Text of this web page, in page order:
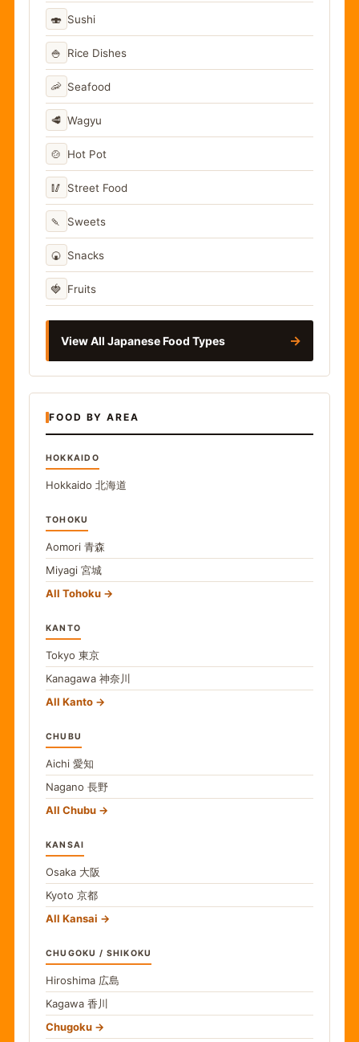
🍣 Sushi
🍚 Rice Dishes
🦐 Seafood
🥩 Wagyu
🍲 Hot Pot
🥢 Street Food
🍡 Sweets
🍘 Snacks
🍓 Fruits
View All Japanese Food Types →
FOOD BY AREA
HOKKAIDO
Hokkaido 北海道
TOHOKU
Aomori 青森
Miyagi 宮城
All Tohoku
KANTO
Tokyo 東京
Kanagawa 神奈川
All Kanto
CHUBU
Aichi 愛知
Nagano 長野
All Chubu
KANSAI
Osaka 大阪
Kyoto 京都
All Kansai
CHUGOKU / SHIKOKU
Hiroshima 広島
Kagawa 香川
Chugoku